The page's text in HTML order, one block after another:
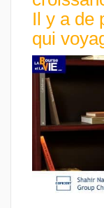
Il y a de
qui